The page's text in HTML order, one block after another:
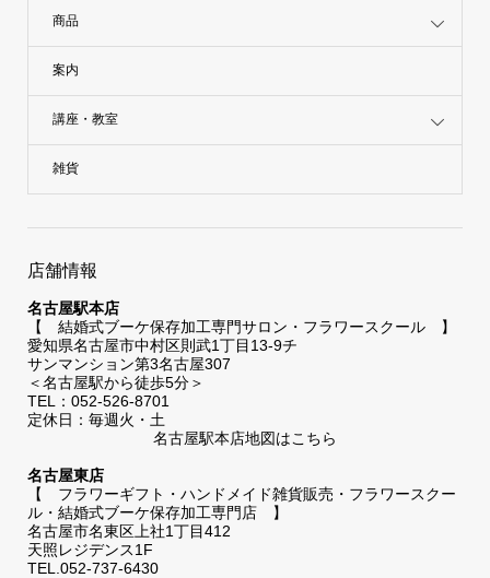
商品
案内
講座・教室
雑貨
店舗情報
名古屋駅本店
【 結婚式ブーケ保存加工専門サロン・フラワースクール 】
愛知県名古屋市中村区則武1丁目13-9チ
サンマンション第3名古屋307
＜名古屋駅から徒歩5分＞
TEL：052-526-8701
定休日：毎週火・土
名古屋駅本店地図はこちら
名古屋東店
【 フラワーギフト・ハンドメイド雑貨販売・フラワースクー
ル・結婚式ブーケ保存加工専門店 】
名古屋市名東区上社1丁目412
天照レジデンス1F
TEL.052-737-6430